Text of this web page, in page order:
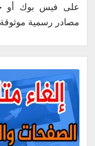
على فيس بوك أو
مصادر رسمية